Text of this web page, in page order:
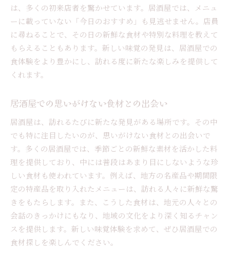
は、多くの初来店者を驚かせています。居酒屋では、メニュ
ーに載っていない「今日のおすすめ」も見逃せません。店員
に尋ねることで、その日の新鮮な食材や特別な料理を教えて
もらえることもあります。新しい味覚の発見は、居酒屋での
食体験をより豊かにし、訪れる度に新たな楽しみを提供して
くれます。
居酒屋での思いがけない食材との出会い
居酒屋は、訪れるたびに新たな発見がある場所です。その中
でも特に注目したいのが、思いがけない食材との出会いで
す。多くの居酒屋では、季節ごとの新鮮な素材を活かした料
理を提供しており、中には普段はあまり目にしないような珍
しい食材も使われています。例えば、地方の名産品や期間限
定の特産品を取り入れたメニューは、訪れる人々に新鮮な驚
きをもたらします。また、こうした食材は、地元の人々との
会話のきっかけにもなり、地域の文化をより深く知るチャン
スを提供します。新しい味覚体験を求めて、ぜひ居酒屋での
食材探しを楽しんでください。